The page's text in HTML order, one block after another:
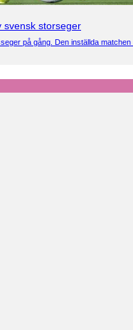
svensk storseger
på gång. Den inställda